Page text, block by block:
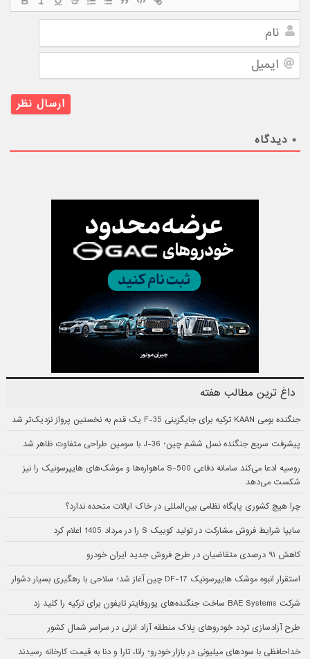
نام
ایمیل
۰ دیدگاه
داغ ترین مطالب هفته
جنگنده بومی KAAN ترکیه برای جایگزینی F-35 یک قدم به نخستین پرواز نزدیک‌تر شد
پیشرفت سریع جنگنده نسل ششم چین؛ J-36 با سومین طراحی متفاوت ظاهر شد
روسیه ادعا می‌کند سامانه دفاعی S-500 ماهواره‌ها و موشک‌های هایپرسونیک را نیز
شکست می‌دهد
چرا هیچ کشوری پایگاه نظامی بین‌المللی در خاک ایالات متحده ندارد؟
سایپا شرایط فروش مشارکت در تولید کوییک S را در مرداد 1405 اعلام کرد
کاهش ۹۱ درصدی متقاضیان در طرح فروش جدید ایران خودرو
استقرار انبوه موشک هایپرسونیک DF-17 چین آغاز شد؛ سلاحی با رهگیری بسیار دشوار
شرکت BAE Systems ساخت جنگنده‌های یوروفایتر تایفون برای ترکیه را کلید زد
طرح آزادسازی تردد خودروهای پلاک منطقه آزاد انزلی در سراسر شمال کشور
خداحافظی با سودهای میلیونی در بازار خودرو؛ رانا، تارا و دنا به قیمت کارخانه رسیدند